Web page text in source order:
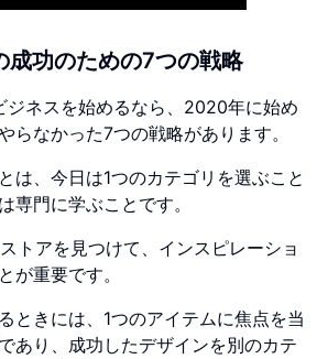
成功のための7つの戦略
ネスを始めるなら、2020年に始め
らなかった7つの戦略があります。
は、今日は1つのカテゴリを選ぶこと
専門に学ぶことです。
トアを見つけて、インスピレーショ
が重要です。
ときには、1つのアイテムに焦点を当
あり、成功したデザインを別のカテ